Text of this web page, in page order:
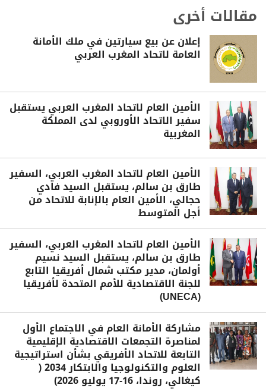
مقالات أخرى
إعلان عن بيع سيارتين في ملك الأمانة
العامة لاتحاد المغرب العربي
الأمين العام لاتحاد المغرب العربي يستقبل
سفير الاتحاد الأوروبي لدى المملكة
المغربية
الأمين العام لاتحاد المغرب العربي، السفير
طارق بن سالم، يستقبل السيد فادي
حجالي، الأمين العام بالإنابة للاتحاد من
أجل المتوسط
الأمين العام لاتحاد المغرب العربي، السفير
طارق بن سالم، يستقبل السيد نسيم
أولمان، مدير مكتب شمال أفريقيا التابع
للجنة الاقتصادية للأمم المتحدة لأفريقيا
(UNECA)
مشاركة الأمانة العام في الاجتماع الأول
لمناصرة التجمعات الاقتصادية الإقليمية
التابعة للاتحاد الأفريقي بشأن استراتيجية
العلوم والتكنولوجيا والابتكار 2034 (
كيغالي، روندا، 16-17 يوليو 2026)